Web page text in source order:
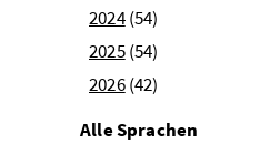
2024(54)
2025(54)
2026(42)
Alle Sprachen